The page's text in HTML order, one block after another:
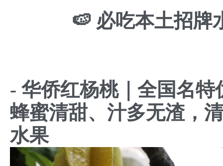
🍉 必吃本土招牌
- 华侨红杨桃｜全国名
蜂蜜清甜、汁多无渣，
水果